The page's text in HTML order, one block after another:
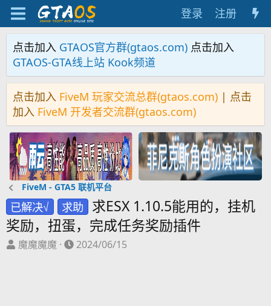
登录 注册
点击加入 GTAOS官方群(gtaos.com) 点击加入
GTAOS-GTA线上站 Kook频道
点击加入 FiveM 玩家交流总群(gtaos.com) | 点击
加入 FiveM 开发者交流群(gtaos.com)
FiveM - GTA5 联机平台
已解决√ 求助
求ESX 1.10.5能用的，挂机
奖励，扭蛋，完成任务奖励插件
主
魔魔魔魔
开
2024/06/15